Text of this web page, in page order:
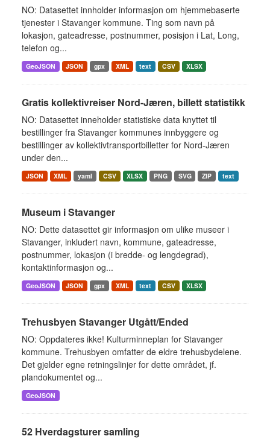
NO: Datasettet innholder informasjon om hjemmebaserte
tjenester i Stavanger kommune. Ting som navn på
lokasjon, gateadresse, postnummer, posisjon i Lat, Long,
telefon og...
GeoJSON JSON gpx XML text CSV XLSX
Gratis kollektivreiser Nord-Jæren, billett statistikk
NO: Datasettet inneholder statistiske data knyttet til
bestillinger fra Stavanger kommunes innbyggere og
bestillinger av kollektivtransportbilletter for Nord-Jæren
under den...
JSON XML yaml CSV XLSX PNG SVG ZIP text
Museum i Stavanger
NO: Dette datasettet gir informasjon om ulike museer i
Stavanger, inkludert navn, kommune, gateadresse,
postnummer, lokasjon (i bredde- og lengdegrad),
kontaktinformasjon og...
GeoJSON JSON gpx XML text CSV XLSX
Trehusbyen Stavanger Utgått/Ended
NO: Oppdateres ikke! Kulturminneplan for Stavanger
kommune. Trehusbyen omfatter de eldre trehusbydelene.
Det gjelder egne retningslinjer for dette området, jf.
plandokumentet og...
GeoJSON
52 Hverdagsturer samling